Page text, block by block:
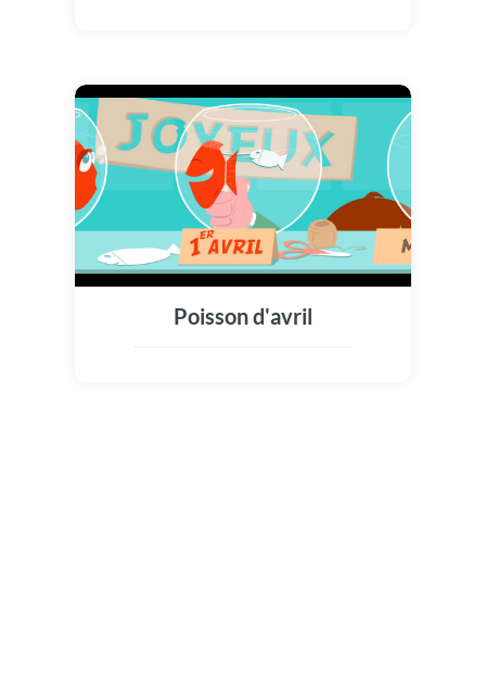
Poisson d'avril